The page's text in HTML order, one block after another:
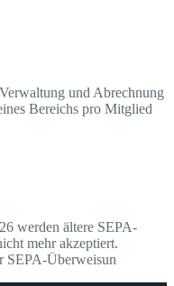
und Abrechnung
Bereichs pro Mitglied
werden ältere SEPA-
mehr akzeptiert.
SEPA-Überweisun